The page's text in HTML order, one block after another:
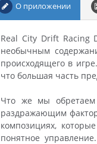
О приложении
Real City Drift Racing
необычным
происходящего в
что большая часть
Что же мы обретаем
раздражающим
композициях,
понятное